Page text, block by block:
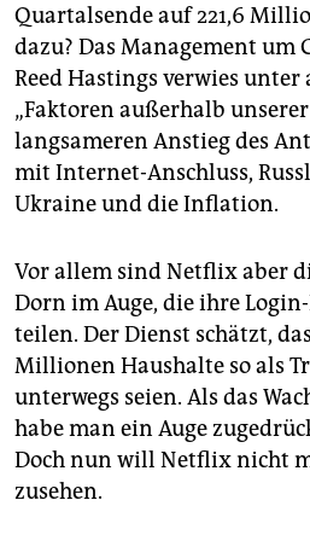
Quartalsende auf 221,6
dazu? Das Management um
Reed Hastings verwies
„Faktoren außerhalb
langsameren Anstieg des
mit Internet-Anschluss,
Ukraine und die Inflation.
Vor allem sind Netflix aber
Dorn im Auge, die ihre
teilen. Der Dienst schätzt,
Millionen Haushalte so als
unterwegs seien. Als das
habe man ein Auge
Doch nun will Netflix nicht
zusehen.